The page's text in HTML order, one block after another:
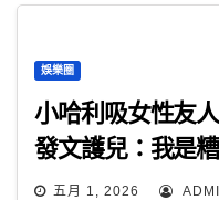
娛樂圈
小哈利吸女性友
發文護兒：我是
五月 1, 2026